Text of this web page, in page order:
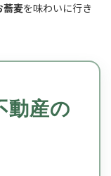
蕎麦を味わいに行き
動産の